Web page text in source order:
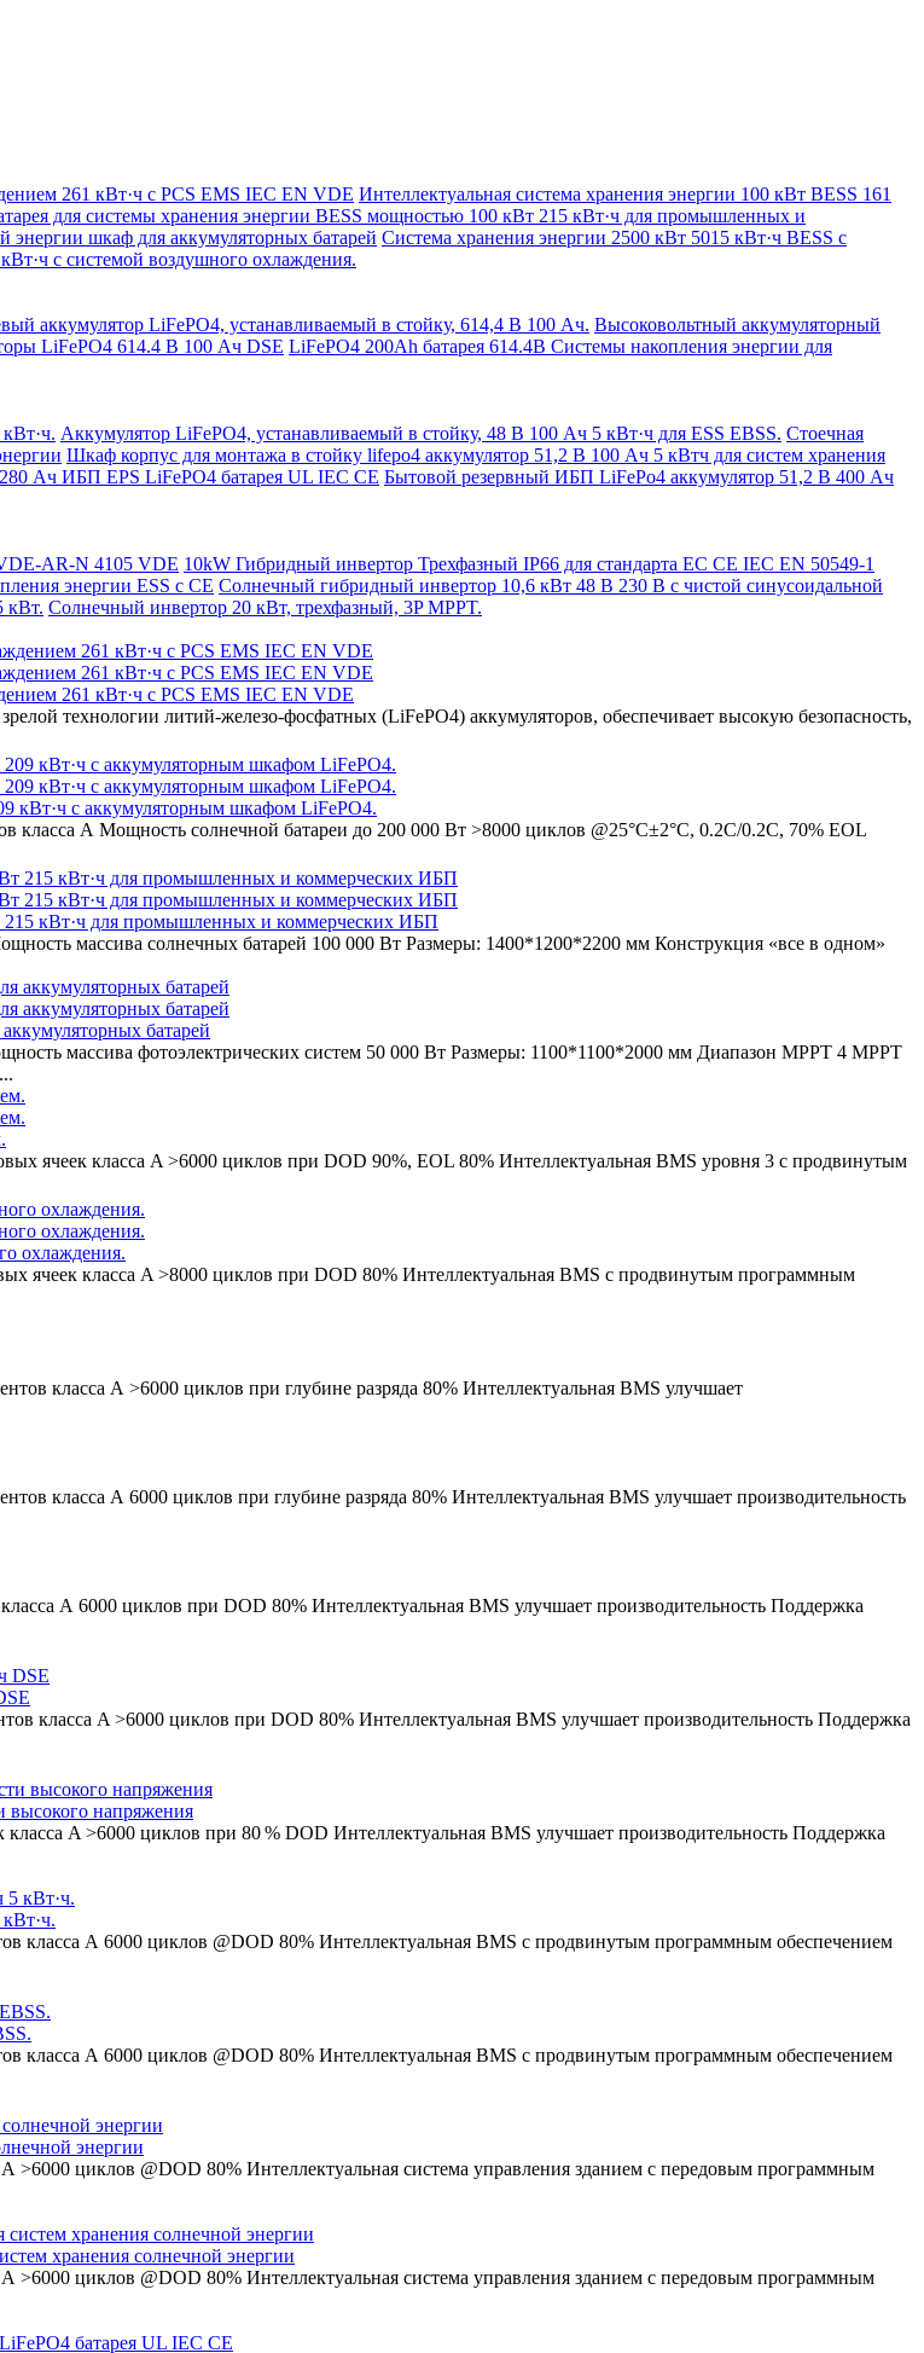
261 кВт·ч с PCS EMS IEC EN VDE Интеллектуальная система хранения энергии 100 кВт BESS 161
для системы хранения энергии BESS мощностью 100 кВт 215 кВт·ч для промышленных и
энергии шкаф для аккумуляторных батарей Система хранения энергии 2500 кВт 5015 кВт·ч BESS с
с системой воздушного охлаждения.
аккумулятор LiFePO4, устанавливаемый в стойку, 614,4 В 100 Ач. Высоковольтный аккумуляторный
LiFePO4 614.4 В 100 Ач DSE LiFePO4 200Ah батарея 614.4В Системы накопления энергии для
Аккумулятор LiFePO4, устанавливаемый в стойку, 48 В 100 Ач 5 кВт·ч для ESS EBSS. Стоечная
Шкаф корпус для монтажа в стойку lifepo4 аккумулятор 51,2 В 100 Ач 5 кВтч для систем хранения
Ач ИБП EPS LiFePO4 батарея UL IEC CE Бытовой резервный ИБП LiFePo4 аккумулятор 51,2 В 400 Ач
AR-N 4105 VDE 10kW Гибридный инвертор Трехфазный IP66 для стандарта ЕС CE IEC EN 50549-1
энергии ESS с CE Солнечный гибридный инвертор 10,6 кВт 48 В 230 В с чистой синусоидальной
кВт. Солнечный инвертор 20 кВт, трехфазный, 3P MPPT.
261 кВт·ч с PCS EMS IEC EN VDE
технологии литий-железо-фосфатных (LiFePO4) аккумуляторов, обеспечивает высокую безопасность,
кВт·ч с аккумуляторным шкафом LiFePO4.
А Мощность солнечной батареи до 200 000 Вт >8000 циклов @25°C±2°C, 0.2C/0.2C, 70% EOL
215 кВт·ч для промышленных и коммерческих ИБП
массива солнечных батарей 100 000 Вт Размеры: 1400*1200*2200 мм Конструкция «все в одном»
батарей
массива фотоэлектрических систем 50 000 Вт Размеры: 1100*1100*2000 мм Диапазон MPPT 4 MPPT
ячеек класса A >6000 циклов при DOD 90%, EOL 80% Интеллектуальная BMS уровня 3 с продвинутым
охлаждения.
ячеек класса A >8000 циклов при DOD 80% Интеллектуальная BMS с продвинутым программным
класса А >6000 циклов при глубине разряда 80% Интеллектуальная BMS улучшает
класса А 6000 циклов при глубине разряда 80% Интеллектуальная BMS улучшает производительность
А 6000 циклов при DOD 80% Интеллектуальная BMS улучшает производительность Поддержка
класса A >6000 циклов при DOD 80% Интеллектуальная BMS улучшает производительность Поддержка
высокого напряжения
A >6000 циклов при 80 % DOD Интеллектуальная BMS улучшает производительность Поддержка
класса А 6000 циклов @DOD 80% Интеллектуальная BMS с продвинутым программным обеспечением
класса А 6000 циклов @DOD 80% Интеллектуальная BMS с продвинутым программным обеспечением
энергии
циклов @DOD 80% Интеллектуальная система управления зданием с передовым программным
хранения солнечной энергии
циклов @DOD 80% Интеллектуальная система управления зданием с передовым программным